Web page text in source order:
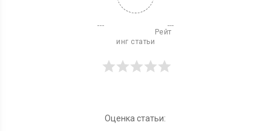
инг статьи
Оценка статьи: